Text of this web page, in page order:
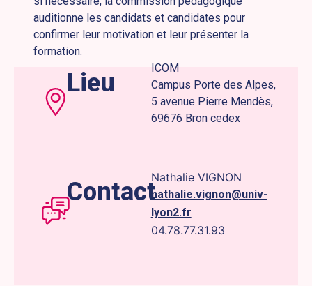
auditionne les candidats et candidates pour
confirmer leur motivation et leur présenter la
formation.
Lieu
ICOM
Campus Porte des Alpes,
5 avenue Pierre Mendès,
69676 Bron cedex
ContactNathalie VIGNON
nathalie.vignon@univ-
lyon2.fr
04.78.77.31.93